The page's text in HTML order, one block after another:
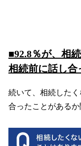
■92.8％が、相
相続前に話し合
続いて、相続した
合ったことがあるか